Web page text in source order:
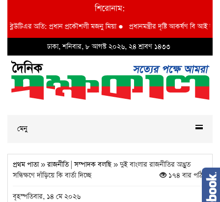
শিরোনাম:
অতি: প্রধান প্রকৌশলী মজনু মিয়া●প্রধানমন্ত্রীর দৃষ্টি আকর্ষণ বি আই ডব্লুভিইউ-তে
ঢাকা, শনিবার, ৮ আগস্ট ২০২৬, ২৪ শ্রাবণ ১৪৩৩
মেনু
প্রথম পাতা»রাজনীতি|সম্পাদক বলছি» দুই বাংলার রাজনীতির অদ্ভুত
সন্ধিক্ষণে দাঁড়িয়ে কি বার্তা দিচ্ছে
১৭৪ বার পঠিত
বৃহস্পতিবার, ১৪ মে ২০২৬